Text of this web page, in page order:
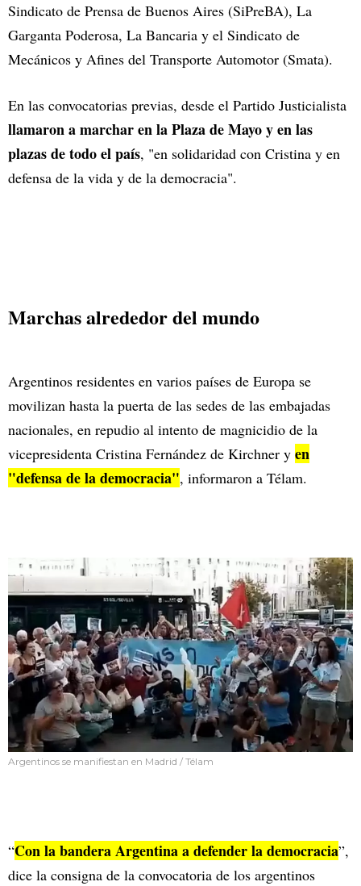
Sindicato de Prensa de Buenos Aires (SiPreBA), La
Garganta Poderosa, La Bancaria y el Sindicato de
Mecánicos y Afines del Transporte Automotor (Smata).
En las convocatorias previas, desde el Partido Justicialista
llamaron a marchar en la Plaza de Mayo y en las
plazas de todo el país, "en solidaridad con Cristina y en
defensa de la vida y de la democracia".
Marchas alrededor del mundo
Argentinos residentes en varios países de Europa se
movilizan hasta la puerta de las sedes de las embajadas
nacionales, en repudio al intento de magnicidio de la
vicepresidenta Cristina Fernández de Kirchner y en
"defensa de la democracia", informaron a Télam.
Argentinos se manifiestan en Madrid / Télam
“Con la bandera Argentina a defender la democracia”,
dice la consigna de la convocatoria de los argentinos